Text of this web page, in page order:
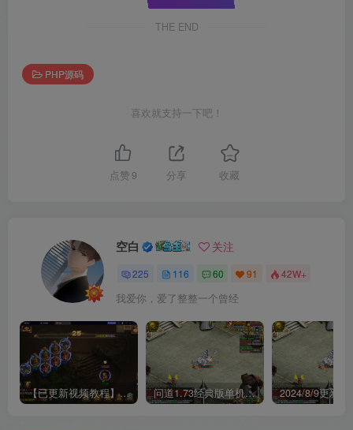
THE END
PHP源码
喜欢就支持一下吧！
点赞 9 分享 收藏
空白 关注
225 116 60 91 42W+
我爱你，爱了整整一个曾经
【已更新视频教程】某道五周年单机一键端所有任务均可单机！ 问道1.73经典版单机文字教程+视频教程免费下载【2024/7/30更新】